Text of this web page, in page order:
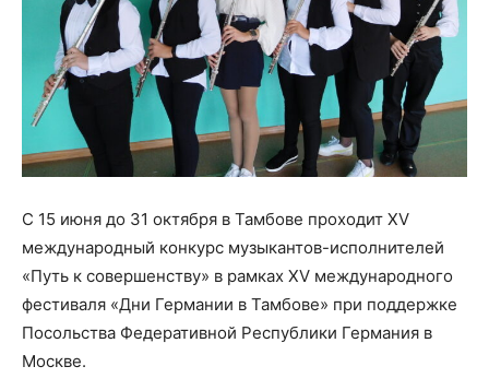
С 15 июня до 31 октября в Тамбове проходит XV
международный конкурс музыкантов-исполнителей
«Путь к совершенству» в рамках XV международного
фестиваля «Дни Германии в Тамбове» при поддержке
Посольства Федеративной Республики Германия в
Москве.